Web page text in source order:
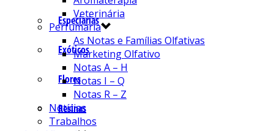
Especiarias
Exóticos
Flores
Resinas
Veterinária
Perfumaria
As Notas e Famílias Olfativas
Marketing Olfativo
Notas A – H
Notas I – Q
Notas R – Z
Notícias
Trabalhos